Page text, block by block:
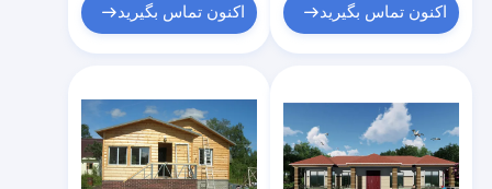
محصولات
ویدیوها
اکنون تماس بگیرید اکنون تماس بگیرید